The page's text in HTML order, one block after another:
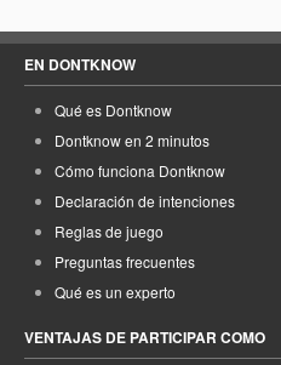
EN DONTKNOW
Qué es Dontknow
Dontknow en 2 minutos
Cómo funciona Dontknow
Declaración de intenciones
Reglas de juego
Preguntas frecuentes
Qué es un experto
VENTAJAS DE PARTICIPAR COMO